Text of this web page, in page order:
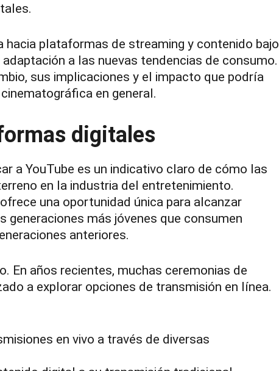
hacia plataformas de streaming y contenido bajo
a las nuevas tendencias de consumo.
sus implicaciones y el impacto que podría
en general.
digitales
a YouTube es un indicativo claro de cómo las
en la industria del entretenimiento.
una oportunidad única para alcanzar
generaciones más jóvenes que consumen
anteriores.
En años recientes, muchas ceremonias de
a explorar opciones de transmisión en línea.
en vivo a través de diversas